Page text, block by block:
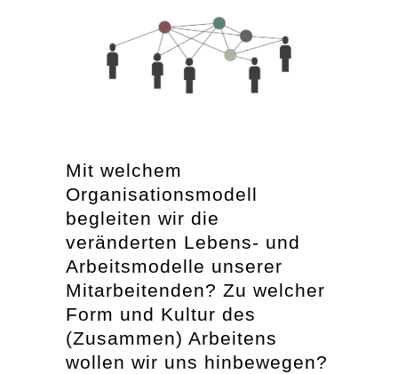
Mit welchem
Organisationsmodell
begleiten wir die
veränderten Lebens- und
Arbeitsmodelle unserer
Mitarbeitenden? Zu welcher
Form und Kultur des
(Zusammen) Arbeitens
wollen wir uns hinbewegen?